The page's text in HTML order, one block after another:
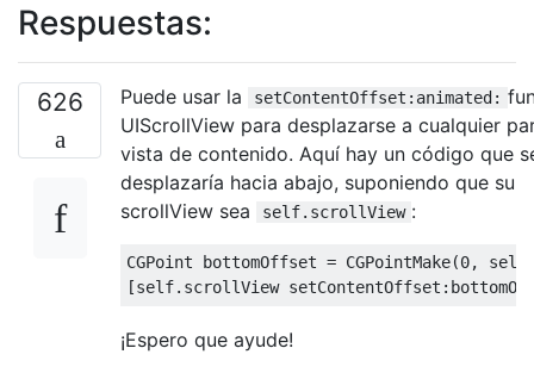
Respuestas:
626 Puede usar la setContentOffset:animated:
UIScrollView para desplazarse a cualquier
vista de contenido. Aquí hay un código que
desplazaría hacia abajo, suponiendo que su
scrollView sea
self.scrollView :
CGPoint bottomOffset = CGPointMake(0, self
[self. scrollView setContentOffset :
¡Espero que ayude!